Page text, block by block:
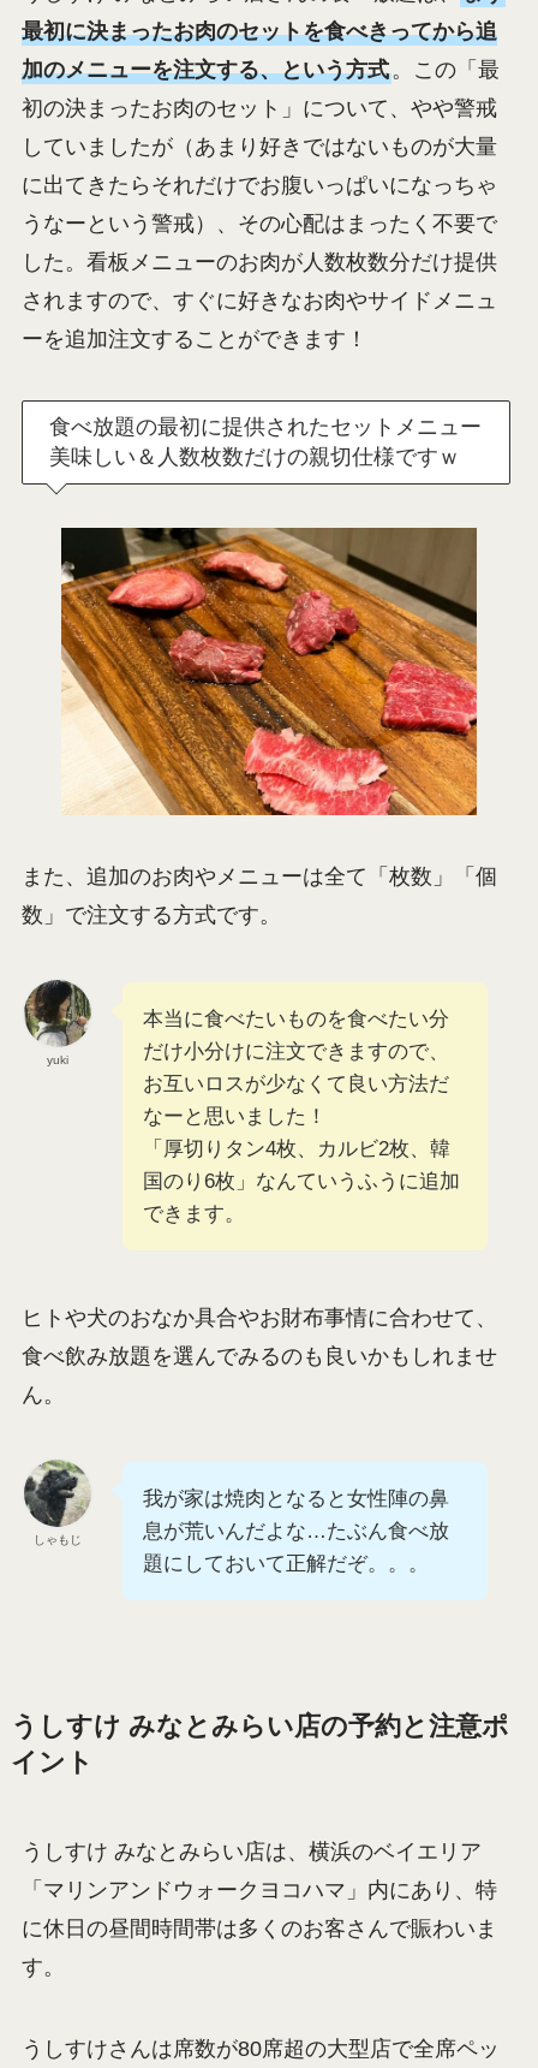
最初に決まったお肉のセットを食べきってから追
加のメニューを注文する、という方式。この「最
初の決まったお肉のセット」について、やや警戒
していましたが（あまり好きではないものが大量
に出てきたらそれだけでお腹いっぱいになっちゃ
うなーという警戒）、その心配はまったく不要で
した。看板メニューのお肉が人数枚数分だけ提供
されますので、すぐに好きなお肉やサイドメニュ
ーを追加注文することができます！
食べ放題の最初に提供されたセットメニュー
美味しい＆人数枚数だけの親切仕様ですｗ
また、追加のお肉やメニューは全て「枚数」「個
数」で注文する方式です。
yuki
本当に食べたいものを食べたい分
だけ小分けに注文できますので、
お互いロスが少なくて良い方法だ
なーと思いました！
「厚切りタン4枚、カルビ2枚、韓
国のり6枚」なんていうふうに追加
できます。
ヒトや犬のおなか具合やお財布事情に合わせて、
食べ飲み放題を選んでみるのも良いかもしれませ
ん。
しゃもじ
我が家は焼肉となると女性陣の鼻
息が荒いんだよな…たぶん食べ放
題にしておいて正解だぞ。。。
うしすけ みなとみらい店の予約と注意ポ
イント
うしすけ みなとみらい店は、横浜のベイエリア
「マリンアンドウォークヨコハマ」内にあり、特
に休日の昼間時間帯は多くのお客さんで賑わいま
す。
うしすけさんは席数が80席超の大型店で全席ペッ